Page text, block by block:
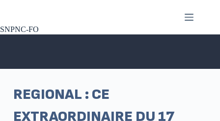
SNPNC-FO
REGIONAL : CE
EXTRAORDINAIRE DU 17